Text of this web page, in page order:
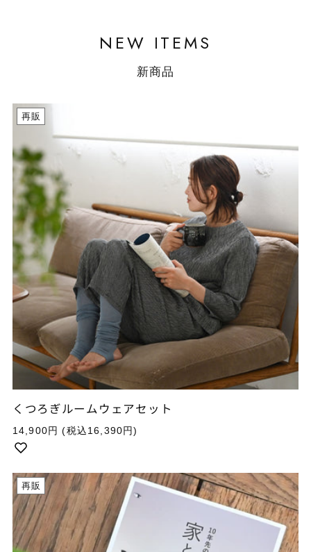
NEW ITEMS
新商品
再販
くつろぎルームウェアセット
通
常
価
格
14,900円(税込16,390円)
再販